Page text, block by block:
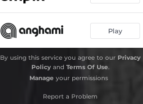
Play
By using this service you agree to our Privacy
Policyand Terms Of Use.
Manage your permissions
Report a Problem